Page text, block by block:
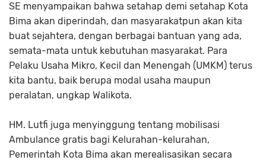
SE menyampaikan bahwa setahap demi setahap Kota
Bima akan diperindah, dan masyarakatpun akan kita
buat sejahtera, dengan berbagai bantuan yang ada,
semata-mata untuk kebutuhan masyarakat. Para
Pelaku Usaha Mikro, Kecil dan Menengah (UMKM) terus
kita bantu, baik berupa modal usaha maupun
peralatan, ungkap Walikota.
HM. Lutfi juga menyinggung tentang mobilisasi
Ambulance gratis bagi Kelurahan-kelurahan,
Pemerintah Kota Bima akan merealisasikan secara